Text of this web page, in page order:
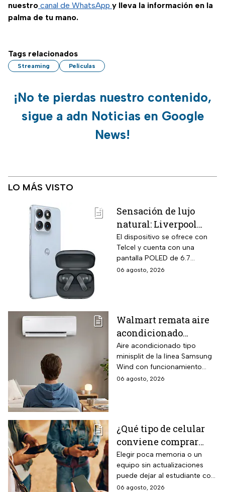
nuestro canal de WhatsApp y lleva la información en la
palma de tu mano.
Tags relacionados
Streaming Películas
¡No te pierdas nuestro contenido,
sigue a adn Noticias en Google
News!
LO MÁS VISTO
Sensación de lujo
natural: Liverpool
remata el Motorola
Edge 70 Fusion de
256GB de
almacenamiento,
El dispositivo se ofrece con
Telcel y cuenta con una
pantalla POLED de 6.7
pulgadas y funciones
06 agosto, 2026
Walmart remata aire
acondicionado
Samsung Wind
Inverter frío y calor 1
tonelada con WiFi y
$3,500 de descuento
Aire acondicionado tipo
minisplit de la línea Samsung
Wind con funcionamiento
bidireccional frío y calor
capacidad de gestión
mediante inteligencia artificial
con modo AI Auto Cooling
que ajusta automáticamente
el rendimiento según
06 agosto, 2026
¿Qué tipo de celular
conviene comprar
para el regreso a
clases? La guía según
el nivel escolar
Elegir poca memoria o un
equipo sin actualizaciones
puede dejar al estudiante con
un celular lento e
06 agosto, 2026